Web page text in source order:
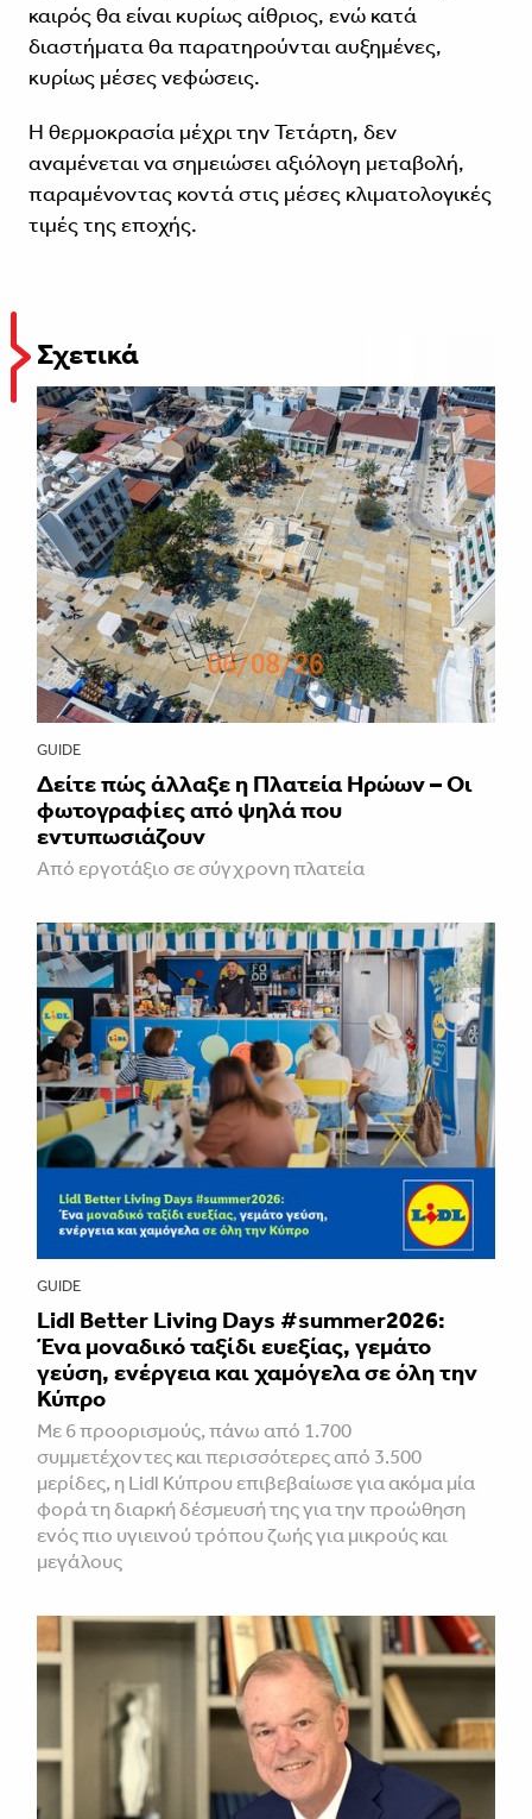
καιρός θα είναι κυρίως αίθριος, ενώ κατά
διαστήματα θα παρατηρούνται αυξημένες,
κυρίως μέσες νεφώσεις.
Η θερμοκρασία μέχρι την Τετάρτη, δεν
αναμένεται να σημειώσει αξιόλογη μεταβολή,
παραμένοντας κοντά στις μέσες κλιματολογικές
τιμές της εποχής.
Σχετικά
GUIDE
Δείτε πώς άλλαξε η Πλατεία Ηρώων – Οι
φωτογραφίες από ψηλά που
εντυπωσιάζουν
Από εργοτάξιο σε σύγχρονη πλατεία
GUIDE
Lidl Better Living Days #summer2026:
Ένα μοναδικό ταξίδι ευεξίας, γεμάτο
γεύση, ενέργεια και χαμόγελα σε όλη την
Κύπρο
Με 6 προορισμούς, πάνω από 1.700
συμμετέχοντες και περισσότερες από 3.500
μερίδες, η Lidl Κύπρου επιβεβαίωσε για ακόμα μία
φορά τη διαρκή δέσμευσή της για την προώθηση
ενός πιο υγιεινού τρόπου ζωής για μικρούς και
μεγάλους